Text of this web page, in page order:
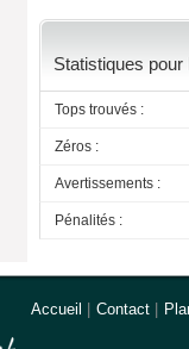
Statistiques
Tops trouvés :
Zéros :
Avertissements :
Pénalités :
Accueil Contact